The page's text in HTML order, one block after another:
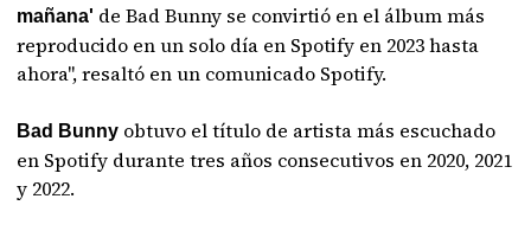
mañana' de Bad Bunny se convirtió en el álbum más
reproducido en un solo día en Spotify en 2023 hasta
ahora", resaltó en un comunicado Spotify.
Bad Bunny obtuvo el título de artista más escuchado
en Spotify durante tres años consecutivos en 2020, 2021
y 2022.